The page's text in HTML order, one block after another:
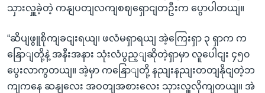
သှားလှူခဲ့တဲ့ ကနျပတျလကျစဈရှောငျတဦးက ပွောပါတယျ။
“ဆိပျဖွူစိုကျခငျးရယျ၊ ဖလံမရှာရယျ အဲ့ကြေးရှာ ၃ ရှာက က
နြောျတို့နဲ့ အနီးအနား သုံးလံပွည့ျဆိုတဲ့ရှာမှာ လူပေါငျး ၄၅၀
ပွေးလာကွတယျ။ အဲ့မှာ ကနြောျတို့ နညျးနညျးတတျနိုငျတဲ့ဘ
ကျကနေ ဆနျလေး အဝတျအစားလေး သှားလှူလိုကျတယျ။ အဲ